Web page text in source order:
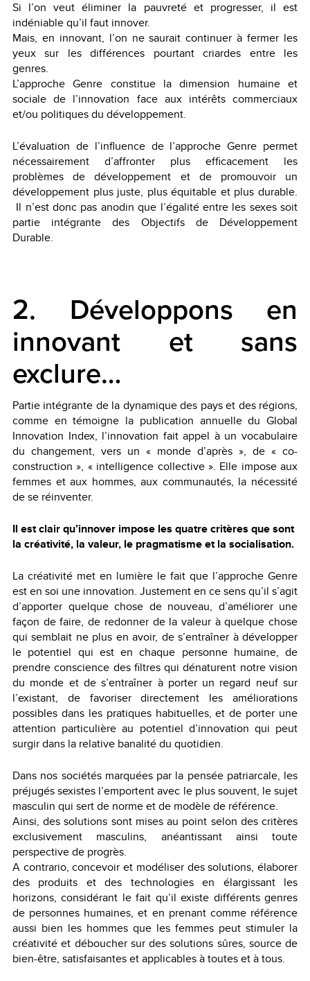
Si l’on veut éliminer la pauvreté et progresser, il est
indéniable qu’il faut innover.
Mais, en innovant, l’on ne saurait continuer à fermer les
yeux sur les différences pourtant criardes entre les
genres.
L’approche Genre constitue la dimension humaine et
sociale de l’innovation face aux intérêts commerciaux
et/ou politiques du développement.
L’évaluation de l’influence de l’approche Genre permet
nécessairement d’affronter plus efficacement les
problèmes de développement et de promouvoir un
développement plus juste, plus équitable et plus durable.
Il n’est donc pas anodin que l’égalité entre les sexes soit
partie intégrante des Objectifs de Développement
Durable.
2. Développons en
innovant et sans
exclure…
Partie intégrante de la dynamique des pays et des régions,
comme en témoigne la publication annuelle du Global
Innovation Index, l’innovation fait appel à un vocabulaire
du changement, vers un « monde d’après », de « co-
construction », « intelligence collective ». Elle impose aux
femmes et aux hommes, aux communautés, la nécessité
de se réinventer.
Il est clair qu’innover impose les quatre critères que sont
la créativité, la valeur, le pragmatisme et la socialisation.
La créativité met en lumière le fait que l’approche Genre
est en soi une innovation. Justement en ce sens qu’il s’agit
d’apporter quelque chose de nouveau, d’améliorer une
façon de faire, de redonner de la valeur à quelque chose
qui semblait ne plus en avoir, de s’entraîner à développer
le potentiel qui est en chaque personne humaine, de
prendre conscience des filtres qui dénaturent notre vision
du monde et de s’entraîner à porter un regard neuf sur
l’existant, de favoriser directement les améliorations
possibles dans les pratiques habituelles, et de porter une
attention particulière au potentiel d’innovation qui peut
surgir dans la relative banalité du quotidien.
Dans nos sociétés marquées par la pensée patriarcale, les
préjugés sexistes l’emportent avec le plus souvent, le sujet
masculin qui sert de norme et de modèle de référence.
Ainsi, des solutions sont mises au point selon des critères
exclusivement masculins, anéantissant ainsi toute
perspective de progrès.
A contrario, concevoir et modéliser des solutions, élaborer
des produits et des technologies en élargissant les
horizons, considérant le fait qu’il existe différents genres
de personnes humaines, et en prenant comme référence
aussi bien les hommes que les femmes peut stimuler la
créativité et déboucher sur des solutions sûres, source de
bien-être, satisfaisantes et applicables à toutes et à tous.